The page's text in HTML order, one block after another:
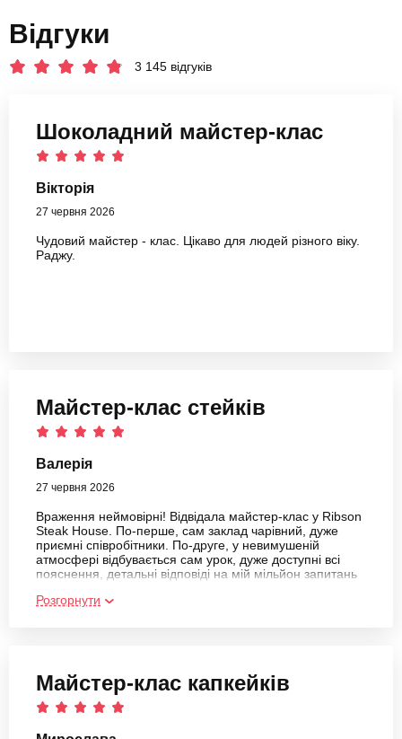
Відгуки
3 145 відгуків
Шоколадний майстер-клас
Вікторія
27 червня 2026
Чудовий майстер - клас. Цікаво для людей різного віку.
Раджу.
Майстер-клас стейків
Валерія
27 червня 2026
Враження неймовірні! Відвідала майстер-клас у Ribson
Steak House. По-перше, сам заклад чарівний, дуже
приємні співробітники. По-друге, у невимушеній
атмосфері відбувається сам урок, дуже доступні всі
пояснення, детальні відповіді на мій мільйон запитань
Ще приємно здивувало, що каву, випиту перед
Розгорнути
Майстер-клас капкейків